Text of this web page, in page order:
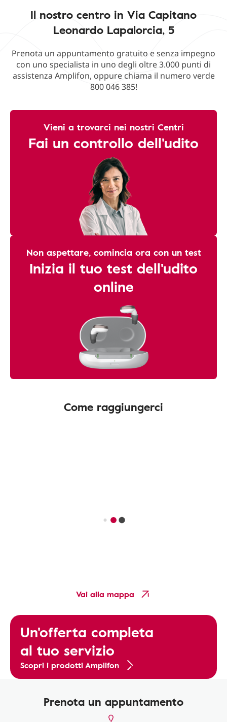
Il nostro centro in Via Capitano
Leonardo Lapalorcia, 5
Prenota un appuntamento gratuito e senza impegno
con uno specialista in uno degli oltre 3.000 punti di
assistenza Amplifon, oppure chiama il numero verde
800 046 385!
Vieni a trovarci nei nostri Centri
Fai un controllo dell'udito
Non aspettare, comincia ora con un test
Inizia il tuo test dell'udito
online
Come raggiungerci
Vai alla mappa
Un'offerta completa
al tuo servizio
Scopri i prodotti Amplifon
Prenota un appuntamento